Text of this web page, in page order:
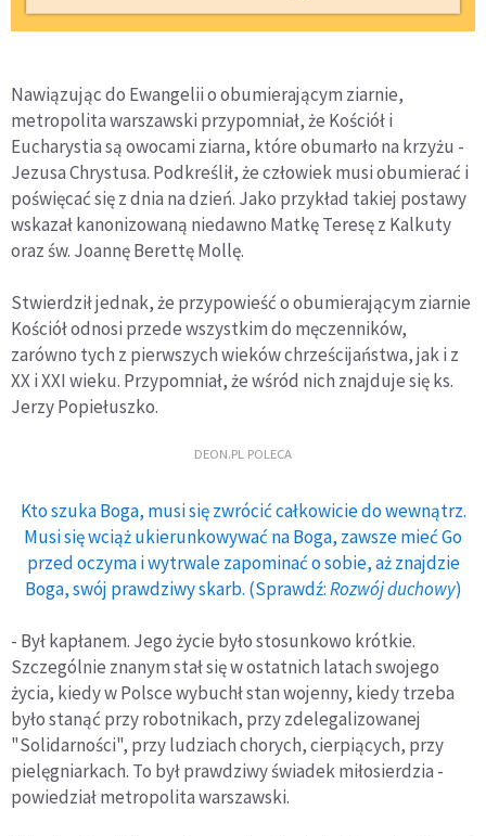
Nawiązując do Ewangelii o obumierającym ziarnie,
metropolita warszawski przypomniał, że Kościół i
Eucharystia są owocami ziarna, które obumarło na krzyżu -
Jezusa Chrystusa. Podkreślił, że człowiek musi obumierać i
poświęcać się z dnia na dzień. Jako przykład takiej postawy
wskazał kanonizowaną niedawno Matkę Teresę z Kalkuty
oraz św. Joannę Berettę Mollę.
Stwierdził jednak, że przypowieść o obumierającym ziarnie
Kościół odnosi przede wszystkim do męczenników,
zarówno tych z pierwszych wieków chrześcijaństwa, jak i z
XX i XXI wieku. Przypomniał, że wśród nich znajduje się ks.
Jerzy Popiełuszko.
DEON.PL POLECA
Kto szuka Boga, musi się zwrócić całkowicie do wewnątrz.
Musi się wciąż ukierunkowywać na Boga, zawsze mieć Go
przed oczyma i wytrwale zapominać o sobie, aż znajdzie
Boga, swój prawdziwy skarb. (Sprawdź:Rozwój duchowy)
- Był kapłanem. Jego życie było stosunkowo krótkie.
Szczególnie znanym stał się w ostatnich latach swojego
życia, kiedy w Polsce wybuchł stan wojenny, kiedy trzeba
było stanąć przy robotnikach, przy zdelegalizowanej
"Solidarności", przy ludziach chorych, cierpiących, przy
pielęgniarkach. To był prawdziwy świadek miłosierdzia -
powiedział metropolita warszawski.